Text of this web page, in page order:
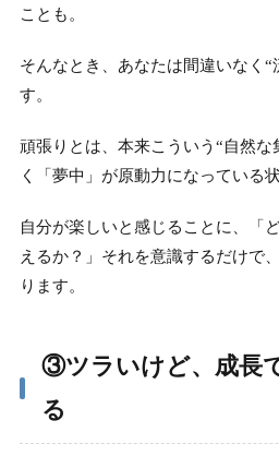
ことも。
そんなとき、あなたは間違いなく
す。
頑張りとは、本来こういう“自然な
く「夢中」が原動力になっている状
自分が楽しいと感じることに、「
えるか？」それを意識するだけで
ります。
③ツラいけど、成長
る